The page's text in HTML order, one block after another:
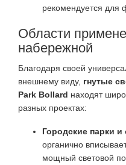
рекомендуется для
Области
набережной
Благодаря своей
внешнему виду, гнутые
Park Bollard находят
разных проектах:
Городские парки и
органично
мощный световой